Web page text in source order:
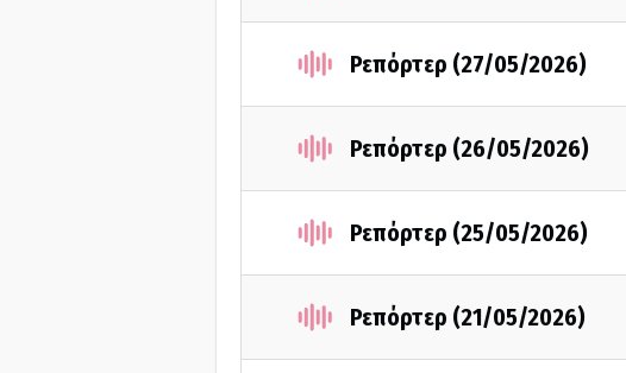
Ρεπόρτερ (27/05/2026)
Ρεπόρτερ (26/05/2026)
Ρεπόρτερ (25/05/2026)
Ρεπόρτερ (21/05/2026)